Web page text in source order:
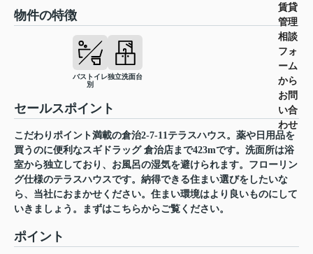
賃貸
管理
相談
フォ
ーム
から
お問
い合
わせ
物件の特徴
バストイレ
別
独立洗面台
セールスポイント
こだわりポイント満載の倉治2-7-11テラスハウス。薬や日用品を
買うのに便利なスギドラッグ 倉治店まで423mです。洗面所は浴
室から独立しており、お風呂の湿気を避けられます。フローリン
グ仕様のテラスハウスです。納得できる住まい選びをしたいな
ら、当社におまかせください。住まい環境はより良いものにして
いきましょう。まずはこちらからご覧ください。
ポイント